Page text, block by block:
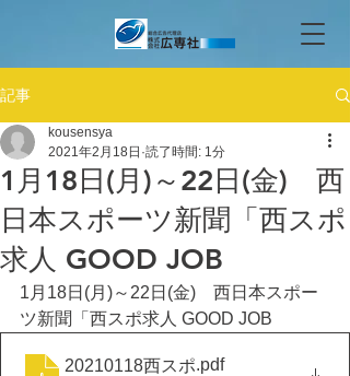
記事
1月18日(月)～22日(金) 西
日本スポーツ新聞「西スポ
求人 GOOD JOB
kousensya
2021年2月18日 読了時間: 1分
1月18日(月)～22日(金)　西日本スポー
ツ新聞「西スポ求人 GOOD JOB
20210118西スポ.pdf